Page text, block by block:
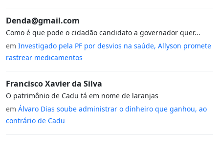
Denda@gmail.com
Como é que pode o cidadão candidato a governador quer...
em Investigado pela PF por desvios na saúde, Allyson promete
rastrear medicamentos
Francisco Xavier da Silva
O patrimônio de Cadu tá em nome de laranjas
em Álvaro Dias soube administrar o dinheiro que ganhou, ao
contrário de Cadu